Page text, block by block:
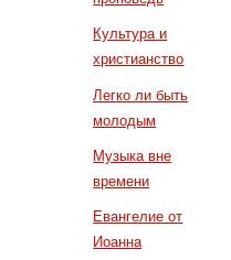
Культура и
христианство
Легко ли быть
молодым
Музыка вне
времени
Евангелие от
Иоанна